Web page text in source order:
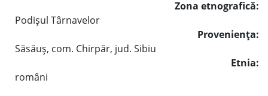
Zona etnografică:
Podişul Târnavelor
Provenienţa:
Săsăuş, com. Chirpăr, jud. Sibiu
Etnia:
români